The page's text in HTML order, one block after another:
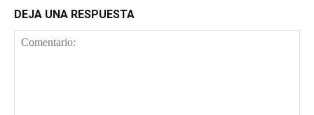
DEJA UNA RESPUESTA